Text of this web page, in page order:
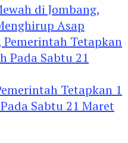
di Jombang,
Asap
Tetapkan 1
Sabtu 21 Maret